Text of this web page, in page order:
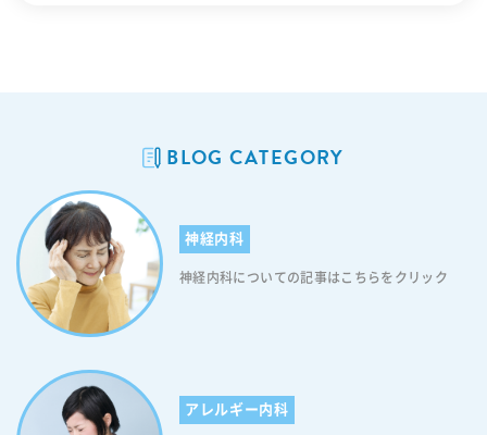
を含む薬を毎日投与して、少しずつアレルゲンに対する免疫をつくって
いきます。免疫ができてくると「アレルギー反応を起こさなくなる」、
または「アレルギー反応が微少になる」という効果が現れます。このよ
うなことから舌下免疫療法は、花粉飛散時期の一時的な治療とは異な
り、治療期間は長くかかるものの、継続すればアレルギー症状の緩和を
期待できます。つまり、「終わりのあるアレルギー治療」とも言えま
す。 舌下免疫療法のメリット 舌下免疫療法のメリットは、次の通りで
す。 【舌下免疫療法のメリット1】手軽に自宅で行える 舌下免疫療法は
療法のため、誰でも簡単にできます。したがって、初回の服用の際
は“医師の監督下”で行うため通院が必要ですが、二回目からの服用は自
宅で行うことができます。 【舌下免疫療法のメリット2】副作用が少な
aya-naika.co.jp/static/user/images/common/icon_link_w.svg"); wid
ck; } 【目次】 舌下免疫療法とは 舌下免疫療法のメカニズム 舌下免疫療
法のメリット 舌下免疫療法のデメリット 舌下免疫療法のリスク 舌下免
疫療法の治療期間と費用 舌下免疫療法のまとめ 舌下免疫療法とは 舌下
免疫療法(ぜっかめんえきりょうほう)とは、アレルギーの原因（アレル
ゲン）となる物質を少しずつ長い間（3〜5年）投与することでアレルゲ
ンに身体を慣らしていき、アレルギー症状を改善させる治療法です。ス
ギ花粉症とダニのアレルギー症状を根本的に治すことができる唯一の治
（げんかんさりょうほう）といえば、注射による「皮下免疫療法」が主
流でした。しかし舌下免疫療法のほうが「簡便で続けやすい」「アナフ
ィラキシーショックが少ない」など、利点が多いため現在では「舌下免
BLOG CATEGORY
神経内科
神経内科についての記事はこちらをクリック
アレルギー内科